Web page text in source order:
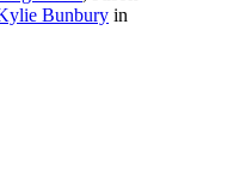
Bunbury in